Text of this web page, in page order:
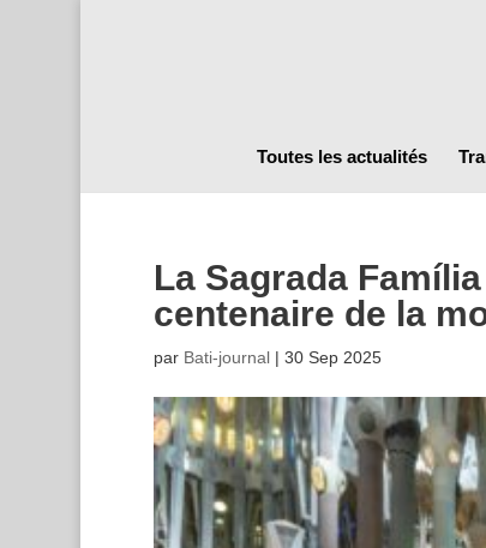
Toutes les actualités
La Sagrada
centenaire de la
par Bati-journal| 30 Sep 2025